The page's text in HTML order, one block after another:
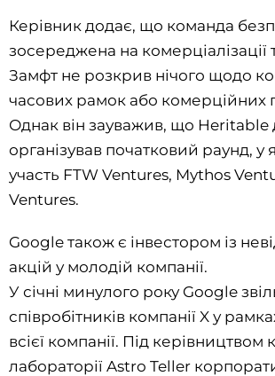
Керівник додає, що команда
зосереджена на комерціалізації
Замфт не розкрив нічого щодо
часових рамок або комерційних
Однак він зауважив, що Heritable
організував початковий раунд, у
участь FTW Ventures, Mythos
Ventures.
Google також є інвестором із
акцій у молодій компанії.
У січні минулого року Google
співробітників компанії X у
всієї компанії. Під керівництвом
лабораторії Astro Teller